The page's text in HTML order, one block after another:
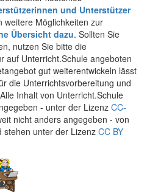
und Unterstützer
weitere Möglichkeiten zur
Übersicht dazu. Sollten Sie
nutzen Sie bitte die
auf Unterricht.Schule angeboten
gut weiterentwickeln lässt
die Unterrichtsvorbereitung und
Inhalt von Unterricht.Schule
- unter der Lizenz CC-
nicht anders angegeben - von
stehen unter der Lizenz CC BY